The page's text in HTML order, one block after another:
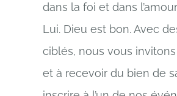
dans la foi et dans
Lui. Dieu est bon. Avec
ciblés, nous vous
et à recevoir du bien de